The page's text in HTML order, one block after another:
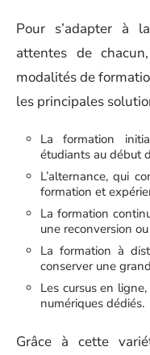
Pour s’adapter à
attentes de
modalités de
les principales
La formation
étudiants au début
L’alternance, qui
formation et
La formation
une reconversion
La formation à
conserver une
Les cursus en
numériques dédiés.
Grâce à cette